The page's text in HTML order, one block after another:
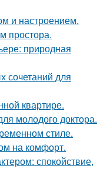
и настроением.
простора.
природная
сочетаний для
квартире.
молодого доктора.
стиле.
на комфорт.
спокойствие,